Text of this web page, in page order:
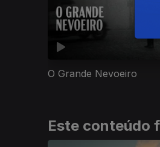
O Grande Nevoeiro
Este conteúdo